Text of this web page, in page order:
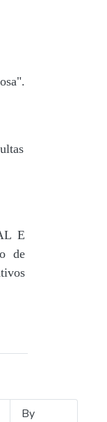
E
de
By